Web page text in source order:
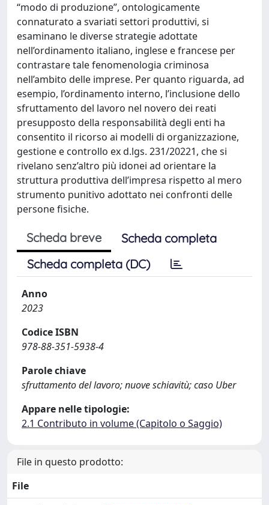
“modo di produzione”, ontologicamente
connaturato a svariati settori produttivi, si
esaminano le diverse strategie adottate
nell’ordinamento italiano, inglese e francese per
contrastare tale fenomenologia criminosa
nell’ambito delle imprese. Per quanto riguarda, ad
esempio, l’ordinamento interno, l’inclusione dello
sfruttamento del lavoro nel novero dei reati
presupposto della responsabilità degli enti ha
consentito il ricorso ai modelli di organizzazione,
gestione e controllo ex d.lgs. 231/20221, che si
rivelano senz’altro più idonei ad orientare la
struttura produttiva dell’impresa rispetto al mero
strumento punitivo adottato nei confronti delle
persone fisiche.
Scheda breve
Scheda completa
Scheda completa (DC)
Anno
2023
Codice ISBN
978-88-351-5938-4
Parole chiave
sfruttamento del lavoro; nuove schiavitù; caso Uber
Appare nelle tipologie:
2.1 Contributo in volume (Capitolo o Saggio)
File in questo prodotto:
File